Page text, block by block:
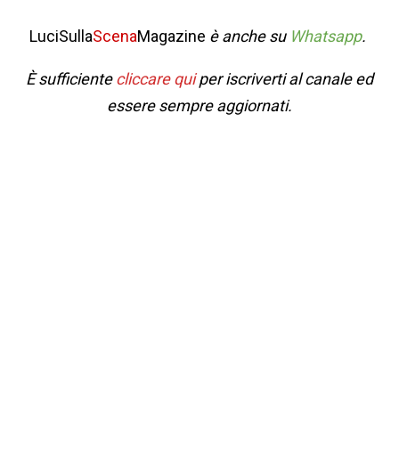
LuciSullaScenaMagazine è anche su Whatsapp.
È sufficientecliccare quiper iscriverti al canale ed
essere sempre aggiornati.